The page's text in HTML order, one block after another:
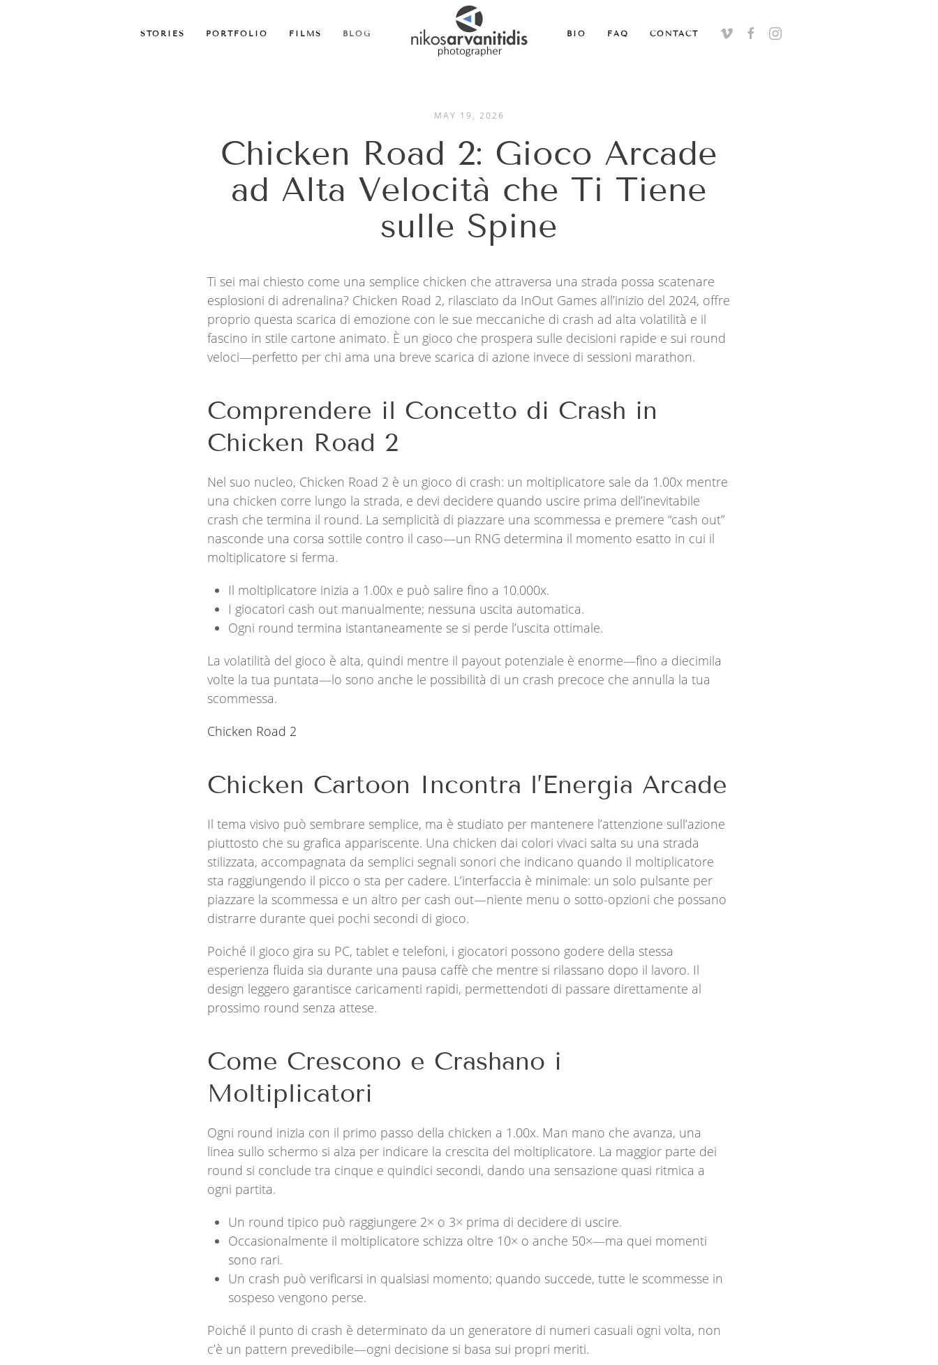
STORIES PORTFOLIO FILMS BLOG BIO FAQ CONTACT
MAY 19, 2026
Chicken Road 2: Gioco Arcade
ad Alta Velocità che Ti Tiene
sulle Spine
Ti sei mai chiesto come una semplice chicken che attraversa una strada possa scatenare
esplosioni di adrenalina? Chicken Road 2, rilasciato da InOut Games all’inizio del 2024, offre
proprio questa scarica di emozione con le sue meccaniche di crash ad alta volatilità e il
fascino in stile cartone animato. È un gioco che prospera sulle decisioni rapide e sui round
veloci—perfetto per chi ama una breve scarica di azione invece di sessioni marathon.
Comprendere il Concetto di Crash in
Chicken Road 2
Nel suo nucleo, Chicken Road 2 è un gioco di crash: un moltiplicatore sale da 1.00x mentre
una chicken corre lungo la strada, e devi decidere quando uscire prima dell’inevitabile
crash che termina il round. La semplicità di piazzare una scommessa e premere “cash out”
nasconde una corsa sottile contro il caso—un RNG determina il momento esatto in cui il
moltiplicatore si ferma.
Il moltiplicatore inizia a 1.00x e può salire fino a 10.000x.
I giocatori cash out manualmente; nessuna uscita automatica.
Ogni round termina istantaneamente se si perde l’uscita ottimale.
La volatilità del gioco è alta, quindi mentre il payout potenziale è enorme—fino a diecimila
volte la tua puntata—lo sono anche le possibilità di un crash precoce che annulla la tua
scommessa.
Chicken Road 2
Chicken Cartoon Incontra l’Energia Arcade
Il tema visivo può sembrare semplice, ma è studiato per mantenere l’attenzione sull’azione
piuttosto che su grafica appariscente. Una chicken dai colori vivaci salta su una strada
stilizzata, accompagnata da semplici segnali sonori che indicano quando il moltiplicatore
sta raggiungendo il picco o sta per cadere. L’interfaccia è minimale: un solo pulsante per
piazzare la scommessa e un altro per cash out—niente menu o sotto-opzioni che possano
distrarre durante quei pochi secondi di gioco.
Poiché il gioco gira su PC, tablet e telefoni, i giocatori possono godere della stessa
esperienza fluida sia durante una pausa caffè che mentre si rilassano dopo il lavoro. Il
design leggero garantisce caricamenti rapidi, permettendoti di passare direttamente al
prossimo round senza attese.
Come Crescono e Crashano i
Moltiplicatori
Ogni round inizia con il primo passo della chicken a 1.00x. Man mano che avanza, una
linea sullo schermo si alza per indicare la crescita del moltiplicatore. La maggior parte dei
round si conclude tra cinque e quindici secondi, dando una sensazione quasi ritmica a
ogni partita.
Un round tipico può raggiungere 2× o 3× prima di decidere di uscire.
Occasionalmente il moltiplicatore schizza oltre 10× o anche 50×—ma quei momenti
sono rari.
Un crash può verificarsi in qualsiasi momento; quando succede, tutte le scommesse in
sospeso vengono perse.
Poiché il punto di crash è determinato da un generatore di numeri casuali ogni volta, non
c’è un pattern prevedibile—ogni decisione si basa sui propri meriti.